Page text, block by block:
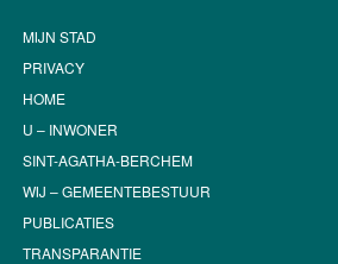
MIJN STAD
PRIVACY
HOME
U – INWONER
SINT-AGATHA-BERCHEM
WIJ – GEMEENTEBESTUUR
PUBLICATIES
TRANSPARANTIE